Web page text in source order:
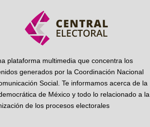
plataforma multimedia que concentra los
generados por la Coordinación Nacional
Social. Te informamos acerca de la
de México y todo lo relacionado a la
de los procesos electorales